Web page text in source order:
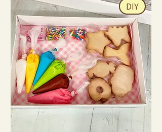
DIY